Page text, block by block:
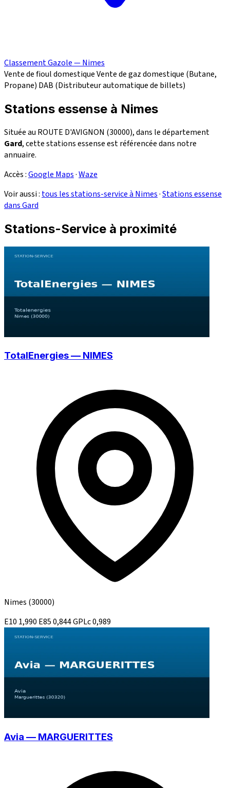
Classement Gazole — Nimes
Vente de fioul domestiqueVente de gaz domestique (Butane,
Propane) DAB (Distributeur automatique de billets)
Stations essense à Nimes
Située au ROUTE D'AVIGNON (30000), dans le département
Gard, cette stations essense est référencée dans notre
annuaire.
Accès :Google Maps·Waze
Voir aussi : tous les stations-service à Nimes·Stations essense
dans Gard
Stations-Service à proximité
TotalEnergies — NIMES
Nimes (30000)
E10 1,990 E850,844GPLc0,989
Avia — MARGUERITTES